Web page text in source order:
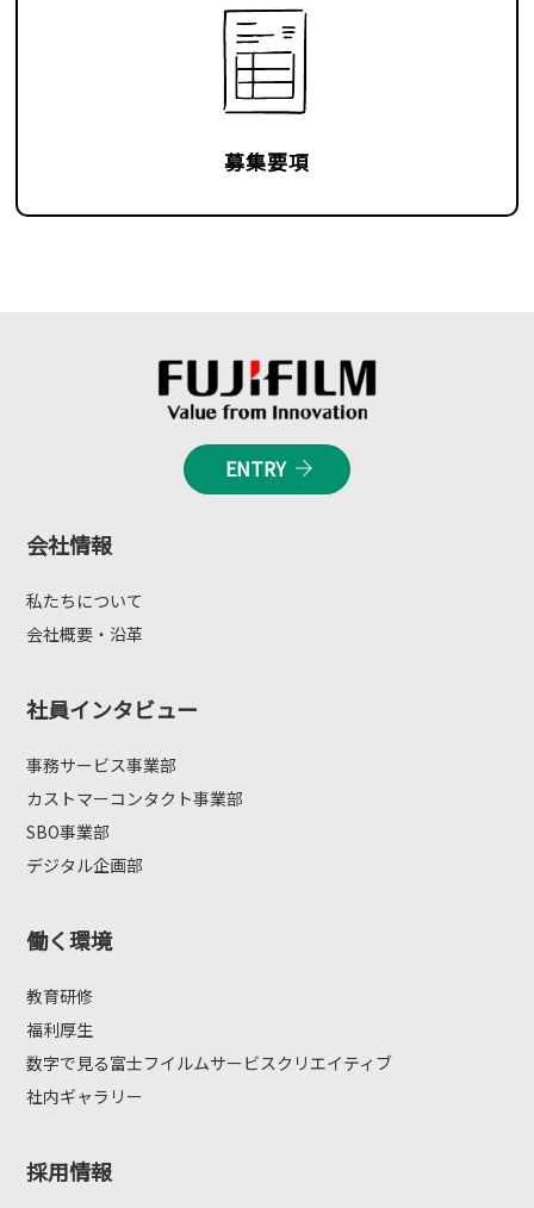
募集要項
ENTRY
会社情報
私たちについて
会社概要・沿革
社員インタビュー
事務サービス事業部
カストマーコンタクト事業部
SBO事業部
デジタル企画部
働く環境
教育研修
福利厚生
数字で見る富士フイルムサービスクリエイティブ
社内ギャラリー
採用情報